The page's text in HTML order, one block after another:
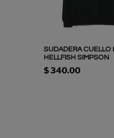
SUDADERA CUELLO
HELLFISH SIMPSON
$ 340.00